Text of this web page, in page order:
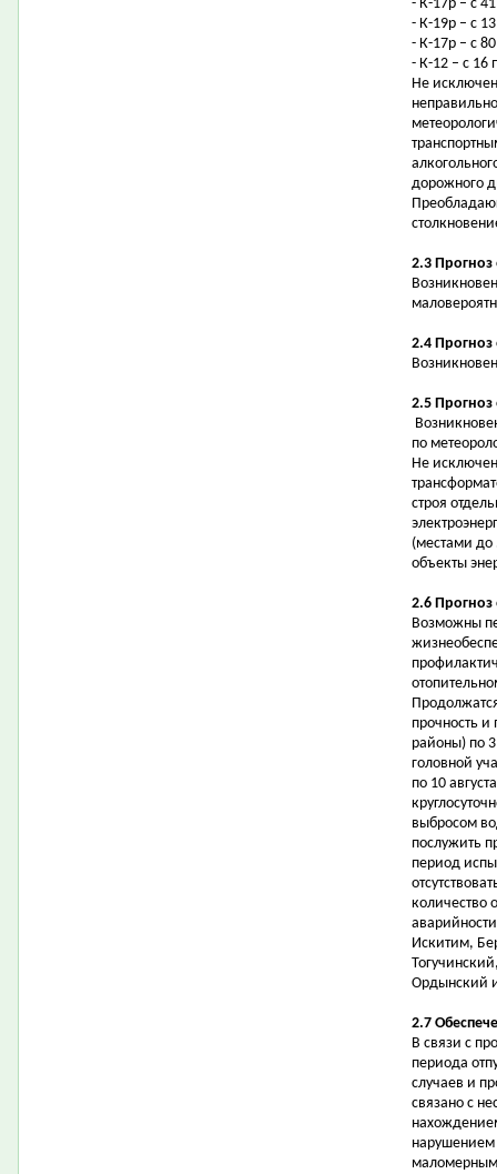
- К-17р – с
- К-19р – с
- К-17р – с
- К-12 – с 16
Не
дорожного
2.3
2.4 Прогноз
2.5 Прогноз
по
Не
строя
(местами
объекты
2.6 Прогноз
Возможны
прочность
районы) по
головной
по 10
выбросом
послужить
период
количество
Искитим,
Ордынский
2.7
В связи с
периода
случаев и
связано с
нарушением